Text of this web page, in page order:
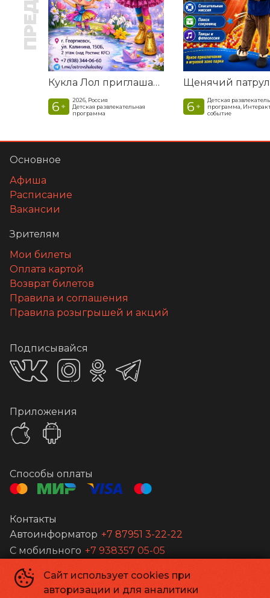
Кукла Лол приглашает в гости
6 +
2026, Россия
Детская развлекательная
программа
6 +
Детская
программа,
событие
Сайт использует cookies при
авторизации и для аналитики
Основное
Афиша
Расписание
Вакансии
Зрителям
Мои билеты
Оплата картой
Возврат билетов
Правила и соглашения
Правила розыгрышей и акций
Подписывайся
Приложения
Способы оплаты
Контакты
Автоинформатор +7 87951 3-22-22
С мобильного +7 938357 05-05
Кинотеатр Дебют©2026